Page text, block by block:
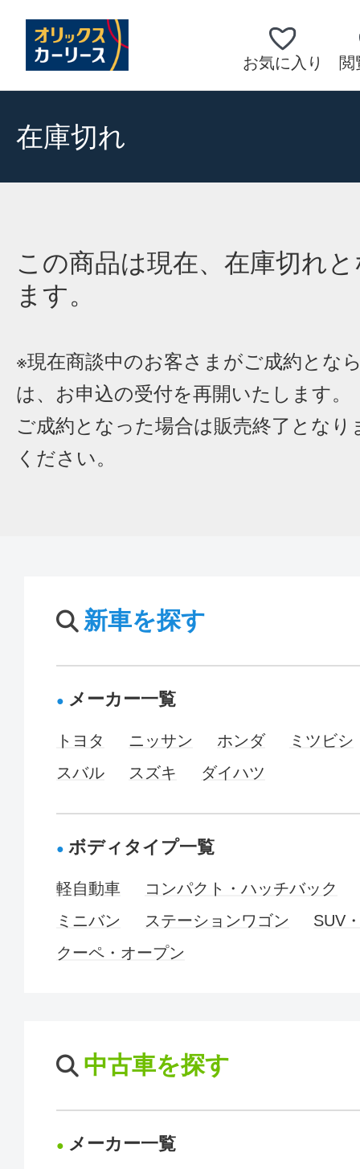
お気に入り 閲
在庫切れ
この商品は現在、在庫切れ
ます。
※現在商談中のお客さまがご成約とな
は、お申込の受付を再開いたします。
ご成約となった場合は販売終了となり
ください。
新車を探す
メーカー一覧
トヨタ ニッサン ホンダ
ミツビシ
スバル
スズキ ダイハツ
ボディタイプ一覧
軽自動車
コンパクト・ハッチバック
ミニバン
ステーションワゴン
SUV
クーペ・オープン
中古車を探す
メーカー一覧